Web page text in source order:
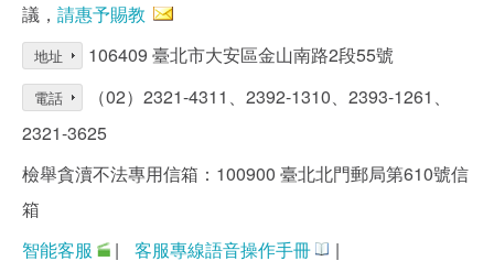
議， 請惠予賜教
地址 106409 臺北市大安區金山南路2段55號
電話
（02）2321-4311、2392-1310、2393-1261、
2321-3625
檢舉貪瀆不法專用信箱：100900 臺北北門郵局第610號信
箱
智能客服
| 客服專線語音操作手冊 |